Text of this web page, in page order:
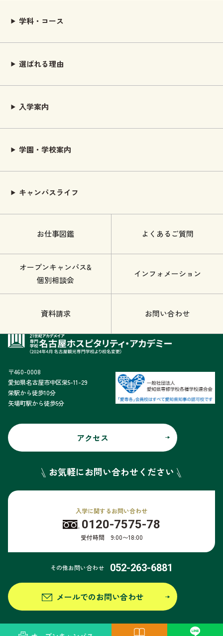
学科・コース
選ばれる理由
入学案内
学園・学校案内
キャンパスライフ
お仕事図鑑 よくあるご質問
オープンキャンパス&
個別相談会
インフォメーション
資料請求 お問い合わせ
〒460-0008
愛知県名古屋市中区栄5-11-29
栄駅から徒歩10分
矢場町駅から徒歩5分
アクセス
お気軽にお問い合わせください
入学に関するお問い合わせ
0120-7575-78
受付時間 9:00〜18:00
その他お問い合わせ 052-263-6881
メールでのお問い合わせ
個人情報保護方針 このサイトについて サイトマップ 情報公開